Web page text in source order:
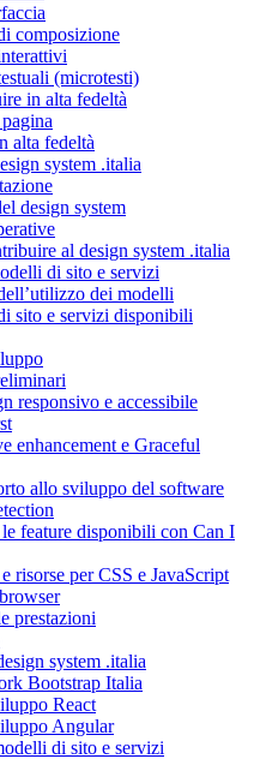
composizione
(microtesti)
in alta fedeltà
alta fedeltà
system .italia
design system
al design system .italia
di sito e servizi
dei modelli
sito e servizi disponibili
responsivo e accessibile
enhancement e Graceful
allo sviluppo del software
feature disponibili con Can I
risorse per CSS e JavaScript
prestazioni
system .italia
Bootstrap Italia
React
Angular
di sito e servizi